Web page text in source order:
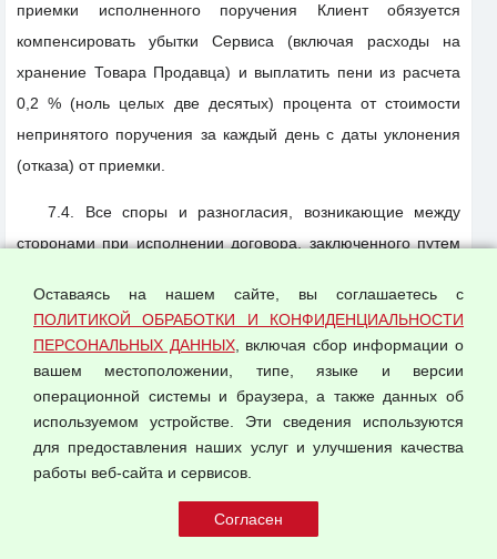
приемки исполненного поручения Клиент обязуется
компенсировать убытки Сервиса (включая расходы на
хранение Товара Продавца) и выплатить пени из расчета
0,2 % (ноль целых две десятых) процента от стоимости
непринятого поручения за каждый день с даты уклонения
(отказа) от приемки.
7.4. Все споры и разногласия, возникающие между
сторонами при исполнении договора, заключенного путем
7.5. При невозможности разрешить спор путём
переговоров, дело передаётся на рассмотрение в суд по
местонахождению Сервиса. Досудебный претензионный
порядок считается соблюденным по истечении 7 (семи)
дней с даты получения одной стороной претензии другой
стороны.
7.6. Стороны освобождаются от ответственности за
Оставаясь на нашем сайте, вы соглашаетесь с
ПОЛИТИКОЙ ОБРАБОТКИ И КОНФИДЕНЦИАЛЬНОСТИ
ПЕРСОНАЛЬНЫХ ДАННЫХ, включая сбор информации о
вашем местоположении, типе, языке и версии
операционной системы и браузера, а также данных об
используемом устройстве. Эти сведения используются
для предоставления наших услуг и улучшения качества
работы веб-сайта и сервисов.